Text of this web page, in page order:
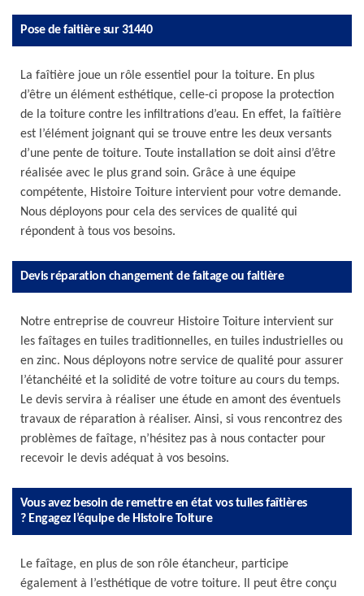
Pose de faitière sur 31440
La faîtière joue un rôle essentiel pour la toiture. En plus
d’être un élément esthétique, celle-ci propose la protection
de la toiture contre les infiltrations d’eau. En effet, la faîtière
est l’élément joignant qui se trouve entre les deux versants
d’une pente de toiture. Toute installation se doit ainsi d’être
réalisée avec le plus grand soin. Grâce à une équipe
compétente, Histoire Toiture intervient pour votre demande.
Nous déployons pour cela des services de qualité qui
répondent à tous vos besoins.
Devis réparation changement de faitage ou faitière
Notre entreprise de couvreur Histoire Toiture intervient sur
les faîtages en tuiles traditionnelles, en tuiles industrielles ou
en zinc. Nous déployons notre service de qualité pour assurer
l’étanchéité et la solidité de votre toiture au cours du temps.
Le devis servira à réaliser une étude en amont des éventuels
travaux de réparation à réaliser. Ainsi, si vous rencontrez des
problèmes de faîtage, n’hésitez pas à nous contacter pour
recevoir le devis adéquat à vos besoins.
Vous avez besoin de remettre en état vos tuiles faîtières
? Engagez l’équipe de Histoire Toiture
Le faîtage, en plus de son rôle étancheur, participe
également à l’esthétique de votre toiture. Il peut être conçu